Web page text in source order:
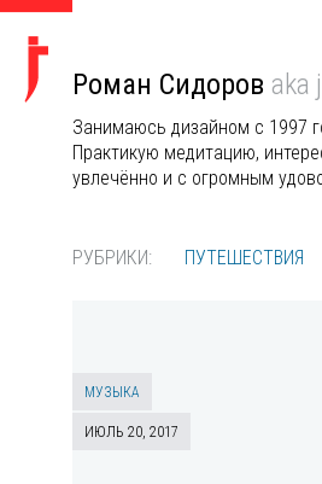
Роман Сидоров aka
Занимаюсь дизайном с 1997
Практикую медитацию,
увлечённо и с огромным
РУБРИКИ: ПУТЕШЕСТВИЯ
МУЗЫКА
ИЮЛЬ 20, 2017